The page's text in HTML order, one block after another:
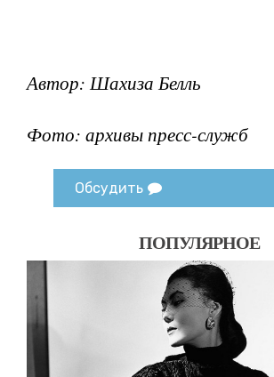
Автор: Шахиза Белль
Фото: архивы пресс-служб
Обсудить
ПОПУЛЯРНОЕ